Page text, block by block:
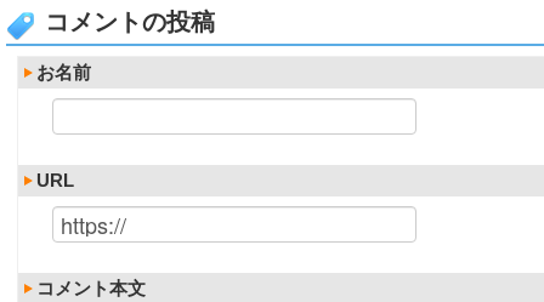
コメントの投稿
お名前
URL
コメント本文